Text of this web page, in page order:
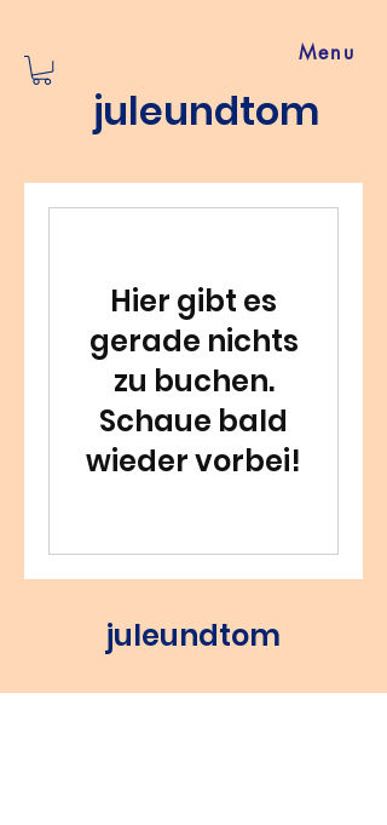
Menu
juleundtom
Hier gibt es
gerade nichts
zu buchen.
Schaue bald
wieder vorbei!
juleundtom